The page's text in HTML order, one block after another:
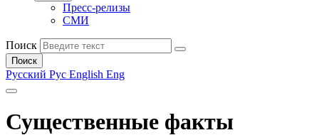
Пресс-релизы
СМИ
Поиск
Поиск
Русский Рус English Eng
Существенные факты